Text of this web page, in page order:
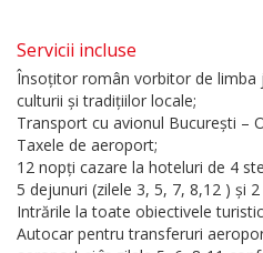
Servicii incluse
Însoțitor român vorbitor de limba
culturii și tradițiilor locale;
Transport cu avionul București –
Taxele de aeroport;
12 nopți cazare la hoteluri de 4
5 dejunuri (zilele 3, 5, 7, 8,12 ) și
Intrările la toate obiectivele
Autocar pentru transferuri